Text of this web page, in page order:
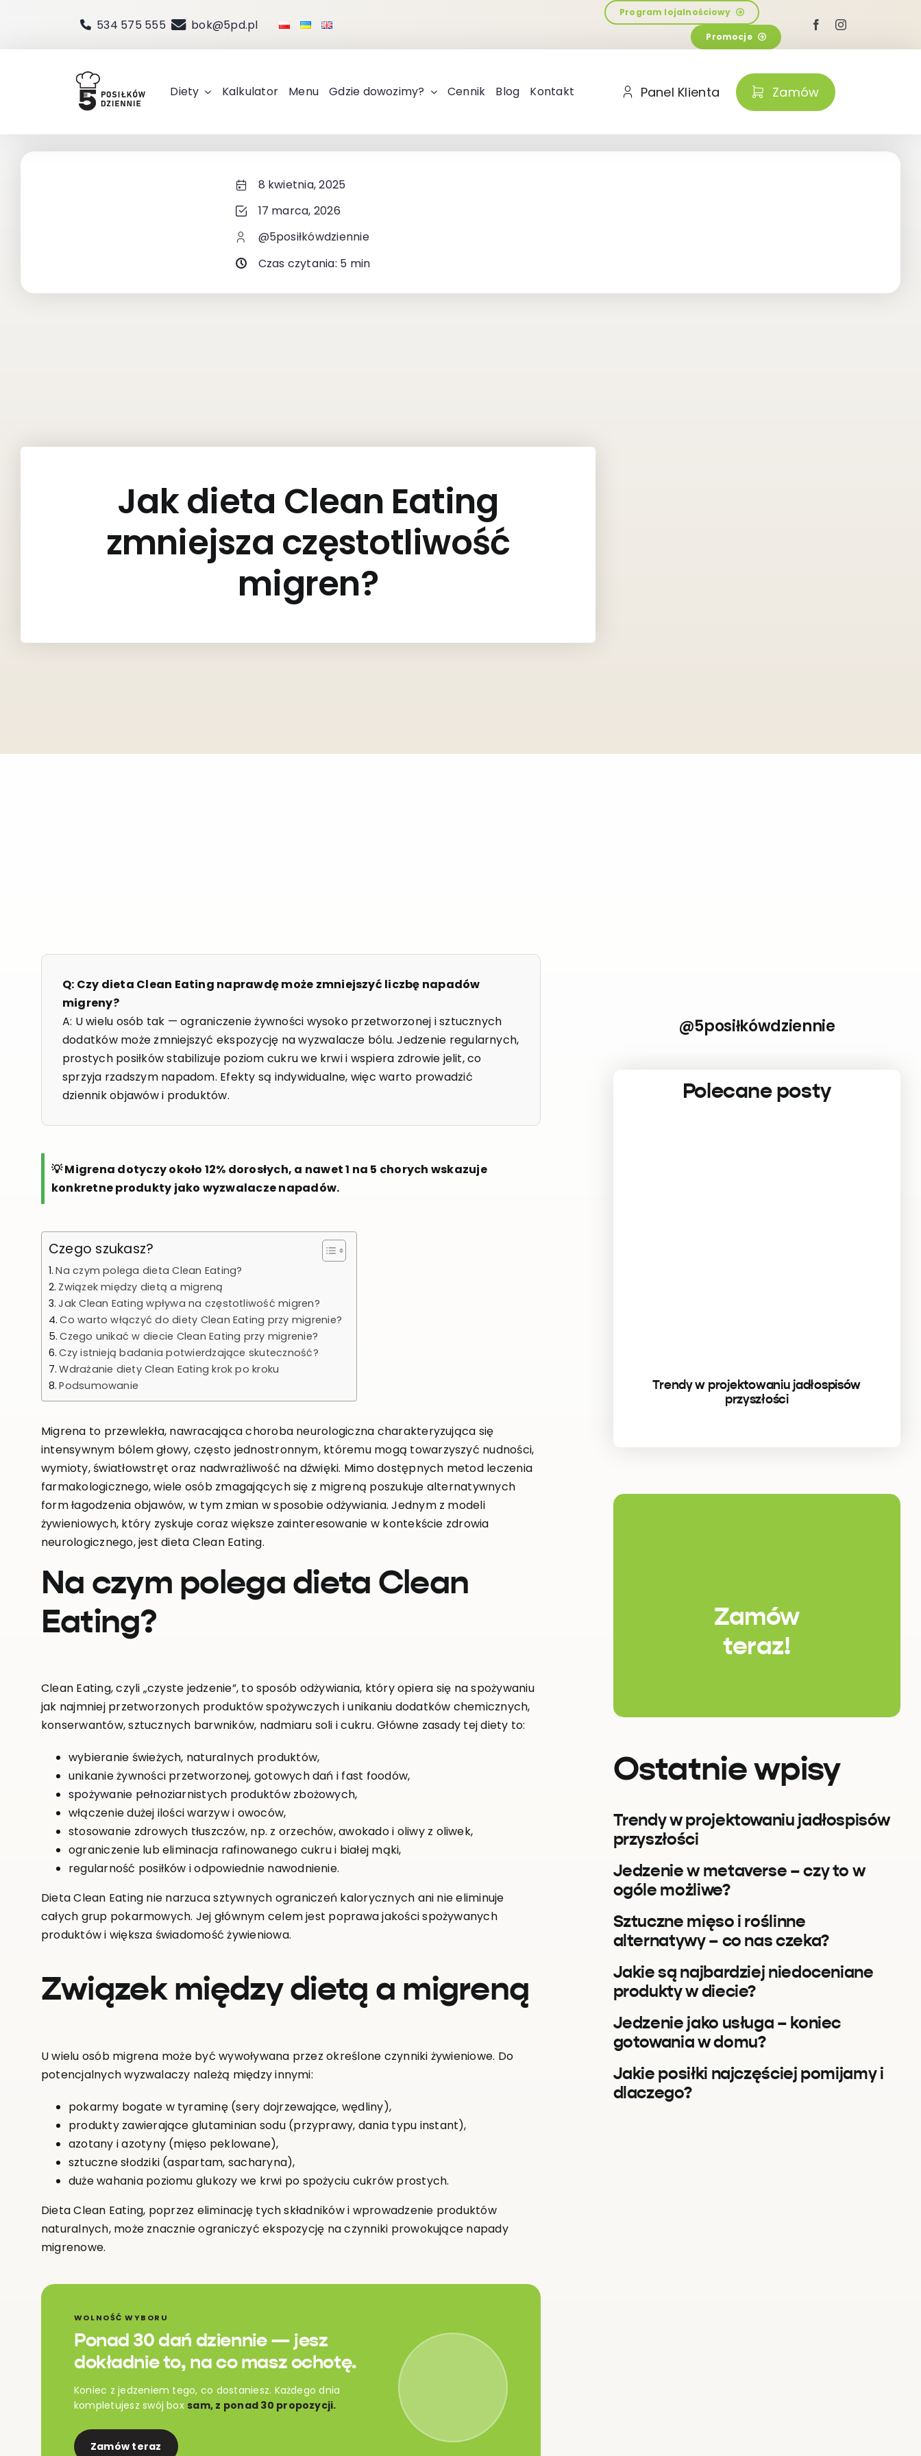
zawartości
534 575 555 bok@5pd.pl
Program lojalnościowy
Promocje
Diety Kalkulator Menu Gdzie dowozimy? Cennik Blog Kontakt Panel Klienta Zamów
8 kwietnia, 2025
17 marca, 2026
@5posiłkówdziennie
Czas czytania: 5 min
Jak dieta Clean Eating
zmniejsza częstotliwość
migren?
@5posiłkówdziennie
Polecane posty
Trendy w projektowaniu jadłospisów
przyszłości
Q: Czy dieta Clean Eating naprawdę może zmniejszyć liczbę napadów
migreny?
A: U wielu osób tak — ograniczenie żywności wysoko przetworzonej i sztucznych
dodatków może zmniejszyć ekspozycję na wyzwalacze bólu. Jedzenie regularnych,
prostych posiłków stabilizuje poziom cukru we krwi i wspiera zdrowie jelit, co
sprzyja rzadszym napadom. Efekty są indywidualne, więc warto prowadzić
dziennik objawów i produktów.
💡 Migrena dotyczy około 12% dorosłych, a nawet 1 na 5 chorych wskazuje
konkretne produkty jako wyzwalacze napadów.
Czego szukasz?
Na czym polega dieta Clean Eating?
Związek między dietą a migreną
Jak Clean Eating wpływa na częstotliwość migren?
Co warto włączyć do diety Clean Eating przy migrenie?
Czego unikać w diecie Clean Eating przy migrenie?
Czy istnieją badania potwierdzające skuteczność?
Wdrażanie diety Clean Eating krok po kroku
Podsumowanie
Migrena to przewlekła, nawracająca choroba neurologiczna charakteryzująca się
intensywnym bólem głowy, często jednostronnym, któremu mogą towarzyszyć nudności,
wymioty, światłowstręt oraz nadwrażliwość na dźwięki. Mimo dostępnych metod leczenia
farmakologicznego, wiele osób zmagających się z migreną poszukuje alternatywnych
form łagodzenia objawów, w tym zmian w sposobie odżywiania. Jednym z modeli
żywieniowych, który zyskuje coraz większe zainteresowanie w kontekście zdrowia
neurologicznego, jest dieta Clean Eating.
Na czym polega dieta Clean
Eating?
Clean Eating, czyli „czyste jedzenie”, to sposób odżywiania, który opiera się na spożywaniu
jak najmniej przetworzonych produktów spożywczych i unikaniu dodatków chemicznych,
konserwantów, sztucznych barwników, nadmiaru soli i cukru. Główne zasady tej diety to:
wybieranie świeżych, naturalnych produktów,
unikanie żywności przetworzonej, gotowych dań i fast foodów,
spożywanie pełnoziarnistych produktów zbożowych,
włączenie dużej ilości warzyw i owoców,
stosowanie zdrowych tłuszczów, np. z orzechów, awokado i oliwy z oliwek,
ograniczenie lub eliminacja rafinowanego cukru i białej mąki,
regularność posiłków i odpowiednie nawodnienie.
Dieta Clean Eating nie narzuca sztywnych ograniczeń kalorycznych ani nie eliminuje
całych grup pokarmowych. Jej głównym celem jest poprawa jakości spożywanych
produktów i większa świadomość żywieniowa.
Związek między dietą a migreną
U wielu osób migrena może być wywoływana przez określone czynniki żywieniowe. Do
potencjalnych wyzwalaczy należą między innymi:
pokarmy bogate w tyraminę (sery dojrzewające, wędliny),
produkty zawierające glutaminian sodu (przyprawy, dania typu instant),
azotany i azotyny (mięso peklowane),
sztuczne słodziki (aspartam, sacharyna),
duże wahania poziomu glukozy we krwi po spożyciu cukrów prostych.
Dieta Clean Eating, poprzez eliminację tych składników i wprowadzenie produktów
naturalnych, może znacznie ograniczyć ekspozycję na czynniki prowokujące napady
migrenowe.
WOLNOŚĆ WYBORU
Ponad 30 dań dziennie — jesz
dokładnie to, na co masz ochotę.
Koniec z jedzeniem tego, co dostaniesz. Każdego dnia
kompletujesz swój boxsam, z ponad 30 propozycji.
Zamów teraz
Zamów
teraz!
Ostatnie wpisy
Trendy w projektowaniu jadłospisów
przyszłości
Jedzenie w metaverse – czy to w
ogóle możliwe?
Sztuczne mięso i roślinne
alternatywy – co nas czeka?
Jakie są najbardziej niedoceniane
produkty w diecie?
Jedzenie jako usługa – koniec
gotowania w domu?
Jakie posiłki najczęściej pomijamy i
dlaczego?